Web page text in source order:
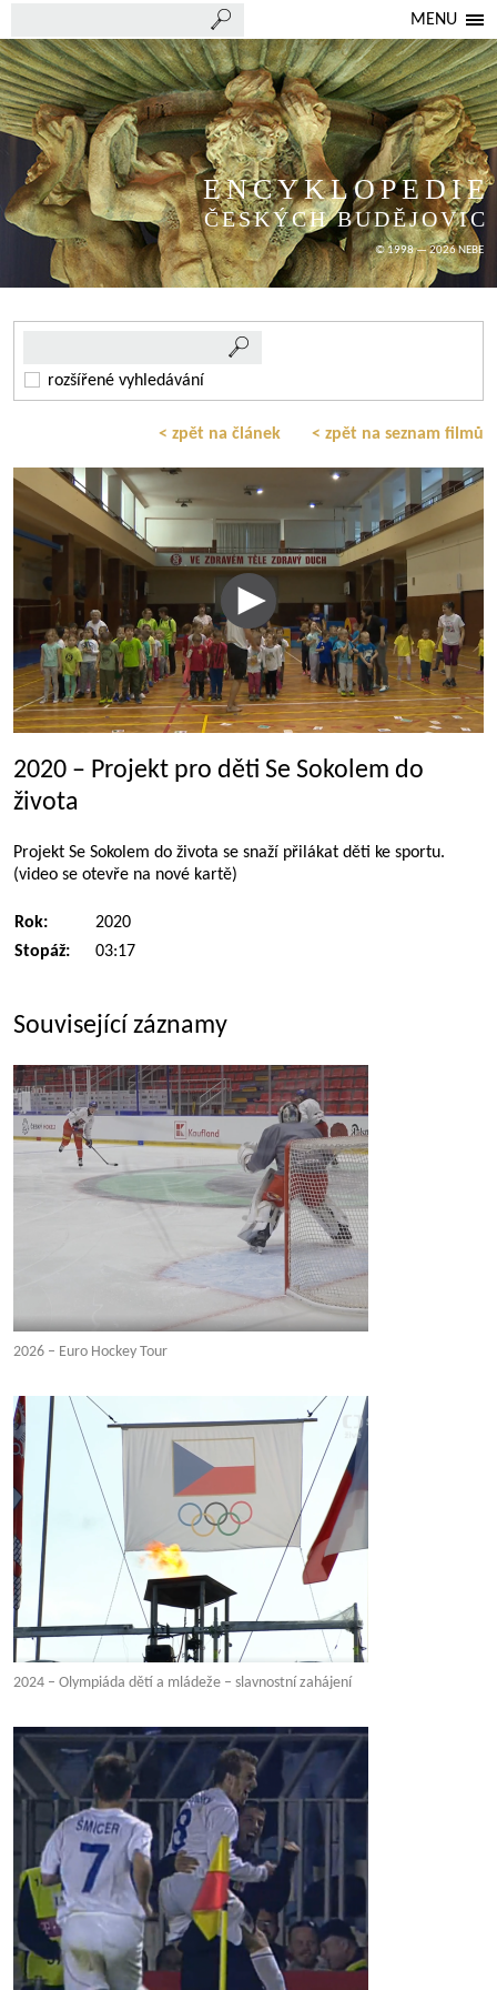
MENU
ENCYKLOPEDIE
ČESKÝCH BUDĚJOVIC
© 1998 — 2026 NEBE
rozšířené vyhledávání
< zpět na článek < zpět na seznam filmů
2020 – Projekt pro děti Se Sokolem do
života
Projekt Se Sokolem do života se snaží přilákat děti ke sportu.
(video se otevře na nové kartě)
Rok:
2020
Stopáž:
03:17
Související záznamy
2026 – Euro Hockey Tour
2024 – Olympiáda dětí a mládeže – slavnostní zahájení